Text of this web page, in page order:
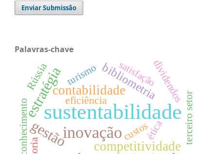
Enviar Submissão
Palavras-chave
sustentabilidade
inovação
estratégia
gestão competitividade
contabilidadebibliometria
ética
dividendos
eficiência
Rússia
terceiro setor
satisfação
conhecimento custos
turismo